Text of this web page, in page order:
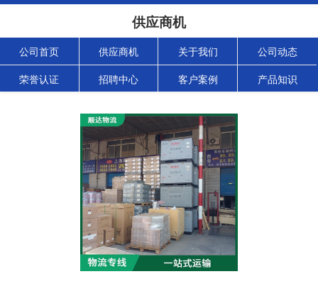
供应商机
公司首页 供应商机 关于我们 公司动态
荣誉认证 招聘中心 客户案例 产品知识